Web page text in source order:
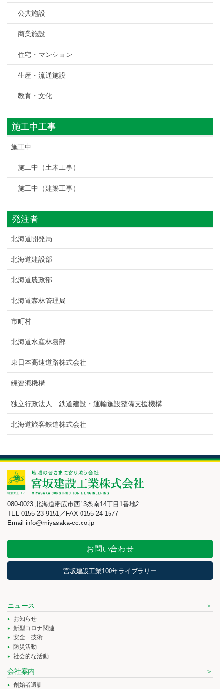
公共施設
商業施設
住宅・マンション
生産・流通施設
教育・文化
施工中工事
施工中
施工中（土木工事）
施工中（建築工事）
発注者
北海道開発局
北海道建設部
北海道農政部
北海道森林管理局
市町村
北海道水産林務部
東日本高速道路株式会社
緑資源機構
独立行政法人 鉄道建設・運輸施設整備支援機構
北海道旅客鉄道株式会社
080-0023 北海道帯広市西13条南14丁目1番地2
TEL 0155-23-9151／FAX 0155-24-1577
Email info@miyasaka-cc.co.jp
お問い合わせ
宮坂建設工業100年ライブラリー
ニュース
お知らせ
新型コロナ関連
安全・技術
防災活動
社会的な活動
会社案内
創始者遺訓